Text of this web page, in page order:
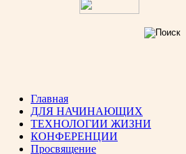
Главная
ДЛЯ НАЧИНАЮЩИХ
ТЕХНОЛОГИИ ЖИЗНИ
КОНФЕРЕНЦИИ
Просвящение